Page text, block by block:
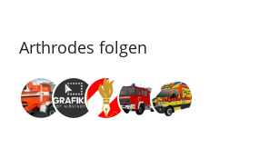
Arthrodes folgen